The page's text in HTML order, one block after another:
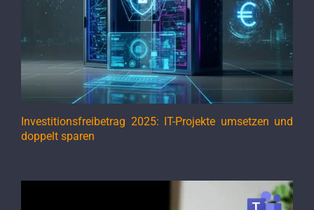
Investitionsfreibetrag 2025: IT-Projekte umsetzen und
doppelt sparen